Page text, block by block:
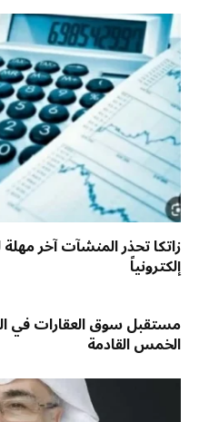
زاتكا تحذر المنشآت آخر
إلكترونياً
مستقبل سوق العقارات في
الخمس القادمة